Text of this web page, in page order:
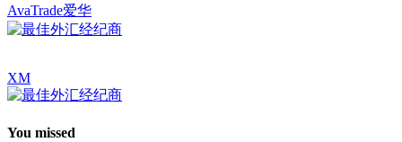
AvaTrade爱华
XM
You missed